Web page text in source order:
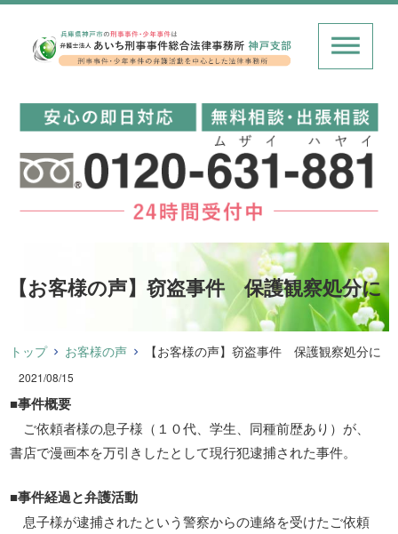
【お客様の声】窃盗事件 保護観察処分に
トップ お客様の声 【お客様の声】窃盗事件 保護観察処分に
2021/08/15
■事件概要
ご依頼者様の息子様（１０代、学生、同種前歴あり）が、
書店で漫画本を万引きしたとして現行犯逮捕された事件。
■事件経過と弁護活動
息子様が逮捕されたという警察からの連絡を受けたご依頼